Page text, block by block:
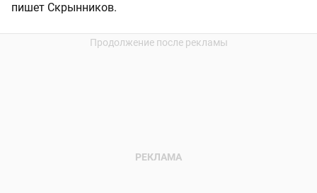
пишет Скрынников.